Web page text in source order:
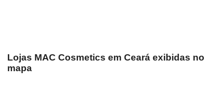
Lojas MAC Cosmetics em Ceará exibidas no
mapa